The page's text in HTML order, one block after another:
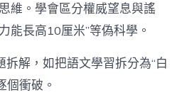
維。學會區分權威望息與謠
能長高10厘米”等偽科學。
解，如把語文學習拆分為“白
個衝破。